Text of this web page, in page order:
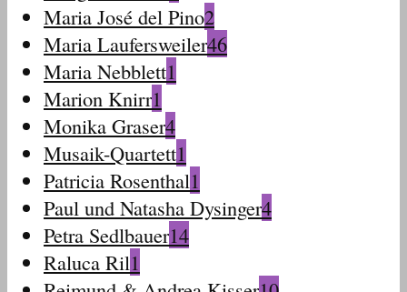
Maria José del Pino2
Maria Laufersweiler46
Maria Nebblett1
Marion Knirr1
Monika Graser4
Musaik-Quartett1
Patricia Rosenthal1
Paul und Natasha Dysinger4
Petra Sedlbauer14
Raluca Ril1